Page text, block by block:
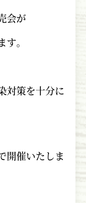
会が
。
対策を十分に
開催いたしま